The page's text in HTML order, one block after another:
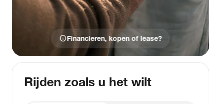
infoFinancieren, kopen of lease?
Rijden zoals u het wilt